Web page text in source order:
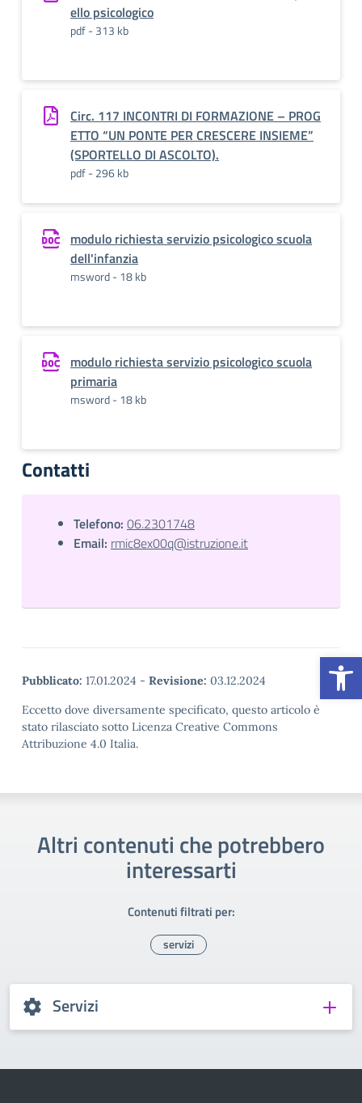
ello psicologico
pdf - 313 kb
Circ. 117 INCONTRI DI FORMAZIONE – PROG
ETTO “UN PONTE PER CRESCERE INSIEME”
(SPORTELLO DI ASCOLTO).
pdf - 296 kb
modulo richiesta servizio psicologico scuola
dell'infanzia
msword - 18 kb
modulo richiesta servizio psicologico scuola
primaria
msword - 18 kb
Contatti
Telefono: 06.2301748
Email: rmic8ex00q@istruzione.it
Pubblicato: 17.01.2024 - Revisione: 03.12.2024
Eccetto dove diversamente specificato, questo articolo è
stato rilasciato sotto Licenza Creative Commons
Attribuzione 4.0 Italia.
Altri contenuti che potrebbero
interessarti
Contenuti filtrati per:
servizi
Servizi